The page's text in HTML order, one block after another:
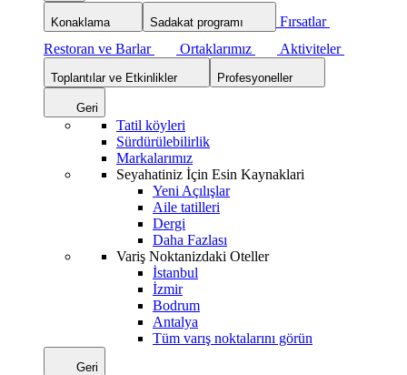
Konaklama Sadakat programı
Fırsatlar
Restoran ve Barlar
Ortaklarımız Aktiviteler
Toplantılar ve Etkinlikler Profesyoneller
Geri
Tatil köyleri
Sürdürülebilirlik
Markalarımız
Seyahatiniz İçin Esin Kaynaklari
Yeni Açılışlar
Aile tatilleri
Dergi
Daha Fazlası
Variş Noktanizdaki Oteller
İstanbul
İzmir
Bodrum
Antalya
Tüm varış noktalarını görün
Geri